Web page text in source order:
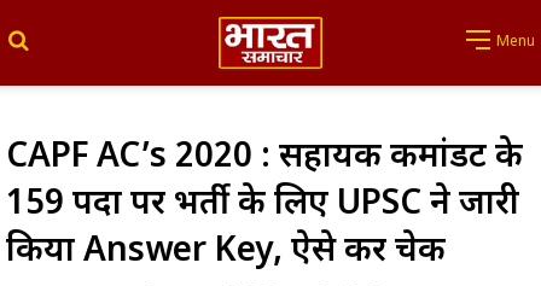
Menu
CAPF AC’s 2020 : सहायक कमांडेंट के
159 पदों पर भर्ती के लिए UPSC ने जारी
किया Answer Key, ऐसे करें चेक